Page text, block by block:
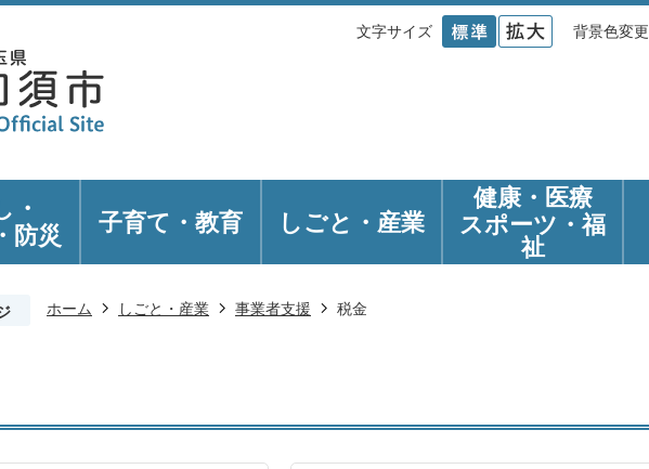
文字サイズ 背景色変更
・
・防災 子育て・教育 しごと・産業
健康・医療
スポーツ・福
祉
ホーム しごと・産業 事業者支援 税金